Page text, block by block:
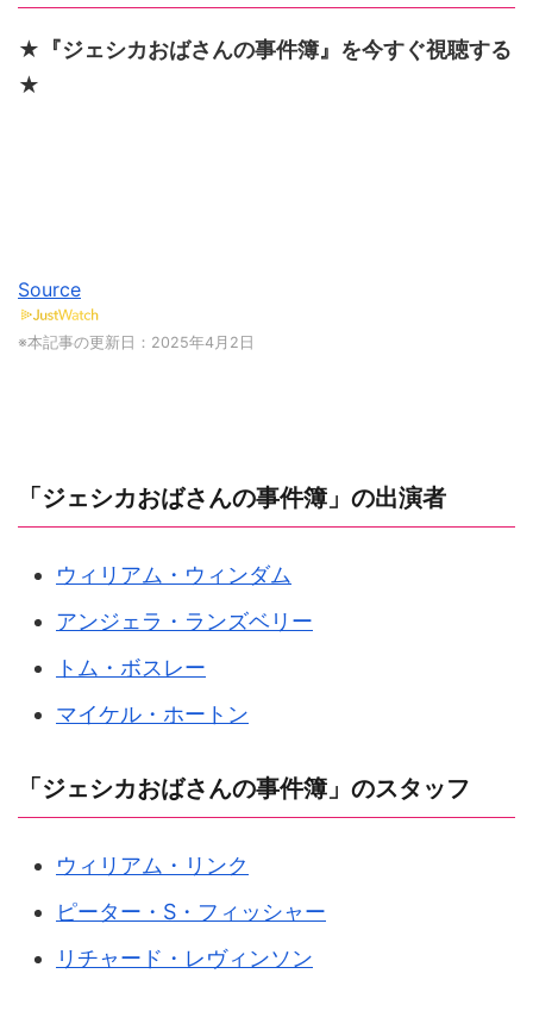
★『ジェシカおばさんの事件簿』を今すぐ視聴する
★
Source
※本記事の更新日：2025年4月2日
「ジェシカおばさんの事件簿」の出演者
ウィリアム・ウィンダム
アンジェラ・ランズベリー
トム・ボスレー
マイケル・ホートン
「ジェシカおばさんの事件簿」のスタッフ
ウィリアム・リンク
ピーター・S・フィッシャー
リチャード・レヴィンソン